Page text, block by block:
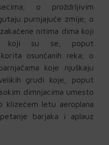
o proždrljivim
purnjajuće zmije; o
nitima dima koji
koji su se, poput
osunčanih reka; o
koje njuškaju
grudi koje, poput
dimnjacima umesto
klizećem letu aeroplana
barjaka i aplauz